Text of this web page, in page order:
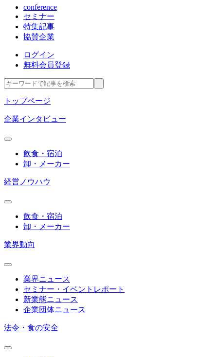
conference
セミナー
特集記事
協賛企業
ログイン
無料会員登録
トップページ
企業インタビュー
飲食・宿泊
卸・メーカー
経営ノウハウ
飲食・宿泊
卸・メーカー
業界動向
業界ニュース
セミナー・イベントレポート
新業態ニュース
企業団体ニュース
法令・食の安全